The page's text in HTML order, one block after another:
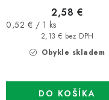
Obykle skladem
2,13 € bez DPH
2,58 €
Jednotková
0,52 € / 1 ks
DO KOŠÍKA